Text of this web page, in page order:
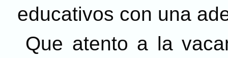
educativos con una
Que atento a la